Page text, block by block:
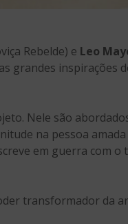
Rebelde) e Leo
grandes inspirações
Nele são
na pessoa amada
em guerra com o
transformador da